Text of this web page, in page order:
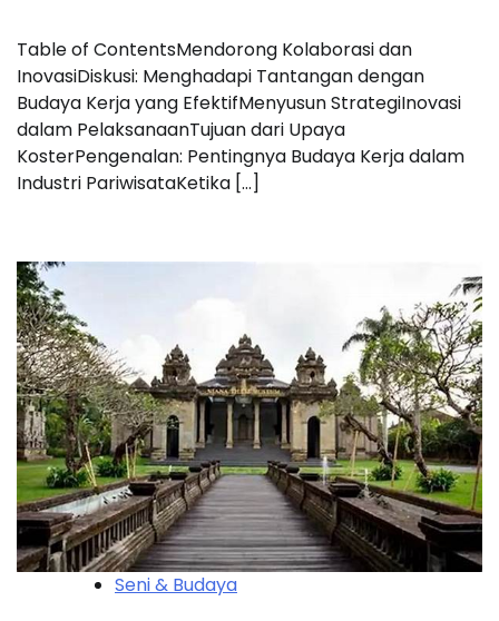
Table of ContentsMendorong Kolaborasi dan
InovasiDiskusi: Menghadapi Tantangan dengan
Budaya Kerja yang EfektifMenyusun StrategiInovasi
dalam PelaksanaanTujuan dari Upaya
KosterPengenalan: Pentingnya Budaya Kerja dalam
Industri PariwisataKetika […]
Seni & Budaya